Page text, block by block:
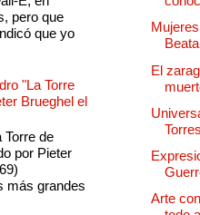
pero que
que yo
"La Torre
Brueghel el
Torre de
por Pieter
más grandes
El
Arte